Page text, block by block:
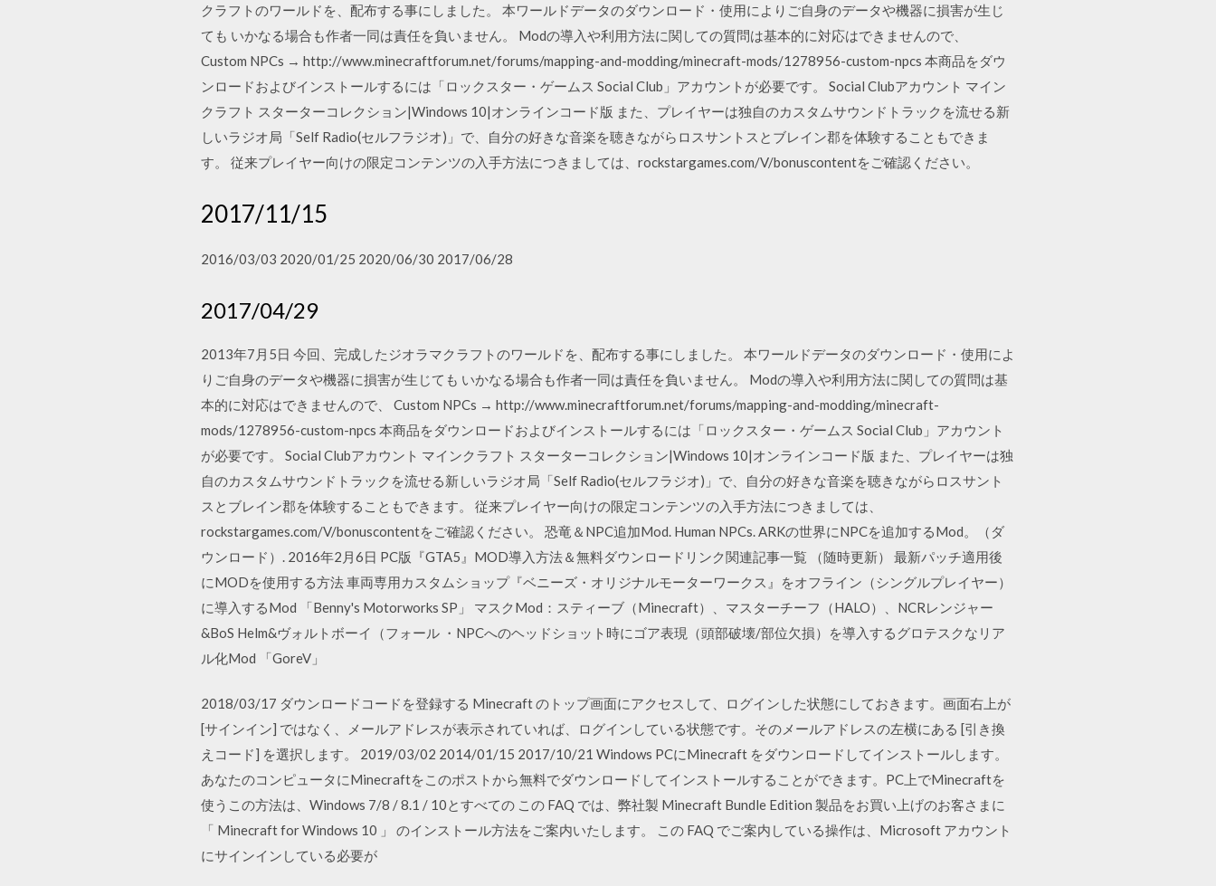
クラフトのワールドを、配布する事にしました。 本ワールドデータのダウンロード・使用によりご自身のデータや機器に損害が生じ
ても いかなる場合も作者一同は責任を負いません。 Modの導入や利用方法に関しての質問は基本的に対応はできませんので、
Custom NPCs → http://www.minecraftforum.net/forums/mapping-and-modding/minecraft-mods/1278956-custom-npcs 本商品をダウ
ンロードおよびインストールするには「ロックスター・ゲームス Social Club」アカウントが必要です。 Social Clubアカウント マイン
クラフト スターターコレクション|Windows 10|オンラインコード版 また、プレイヤーは独自のカスタムサウンドトラックを流せる新
しいラジオ局「Self Radio(セルフラジオ)」で、自分の好きな音楽を聴きながらロスサントスとブレイン郡を体験することもできま
す。 従来プレイヤー向けの限定コンテンツの入手方法につきましては、rockstargames.com/V/bonuscontentをご確認ください。
2017/11/15
2016/03/03 2020/01/25 2020/06/30 2017/06/28
2017/04/29
2013年7月5日 今回、完成したジオラマクラフトのワールドを、配布する事にしました。 本ワールドデータのダウンロード・使用によ
りご自身のデータや機器に損害が生じても いかなる場合も作者一同は責任を負いません。 Modの導入や利用方法に関しての質問は基
本的に対応はできませんので、 Custom NPCs → http://www.minecraftforum.net/forums/mapping-and-modding/minecraft-
mods/1278956-custom-npcs 本商品をダウンロードおよびインストールするには「ロックスター・ゲームス Social Club」アカウント
が必要です。 Social Clubアカウント マインクラフト スターターコレクション|Windows 10|オンラインコード版 また、プレイヤーは独
自のカスタムサウンドトラックを流せる新しいラジオ局「Self Radio(セルフラジオ)」で、自分の好きな音楽を聴きながらロスサント
スとブレイン郡を体験することもできます。 従来プレイヤー向けの限定コンテンツの入手方法につきましては、
rockstargames.com/V/bonuscontentをご確認ください。 恐竜＆NPC追加Mod. Human NPCs. ARKの世界にNPCを追加するMod。（ダ
ウンロード）. 2016年2月6日 PC版『GTA5』MOD導入方法＆無料ダウンロードリンク関連記事一覧 （随時更新） 最新パッチ適用後
にMODを使用する方法 車両専用カスタムショップ『ベニーズ・オリジナルモーターワークス』をオフライン（シングルプレイヤー）
に導入するMod 「Benny's Motorworks SP」 マスクMod：スティーブ（Minecraft）、マスターチーフ（HALO）、NCRレンジャー
&BoS Helm&ヴォルトボーイ（フォール ・NPCへのヘッドショット時にゴア表現（頭部破壊/部位欠損）を導入するグロテスクなリア
ル化Mod 「GoreV」
2018/03/17 ダウンロードコードを登録する Minecraft のトップ画面にアクセスして、ログインした状態にしておきます。画面右上が
[サインイン] ではなく、メールアドレスが表示されていれば、ログインしている状態です。そのメールアドレスの左横にある [引き換
えコード] を選択します。 2019/03/02 2014/01/15 2017/10/21 Windows PCにMinecraft をダウンロードしてインストールします。
あなたのコンピュータにMinecraftをこのポストから無料でダウンロードしてインストールすることができます。PC上でMinecraftを
使うこの方法は、Windows 7/8 / 8.1 / 10とすべての この FAQ では、弊社製 Minecraft Bundle Edition 製品をお買い上げのお客さまに
「 Minecraft for Windows 10 」 のインストール方法をご案内いたします。 この FAQ でご案内している操作は、Microsoft アカウント
にサインインしている必要が